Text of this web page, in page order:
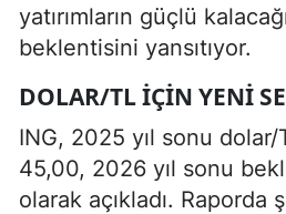
yatırımların güçlü
beklentisini yansıtıyor.
DOLAR/TL İÇIN YENI
ING, 2025 yıl sonu
45,00, 2026 yıl sonu
olarak açıkladı. Raporda